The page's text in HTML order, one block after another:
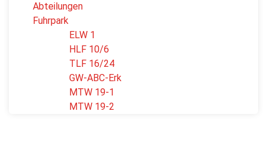
Abteilungen
Fuhrpark
ELW 1
HLF 10/6
TLF 16/24
GW-ABC-Erk
MTW 19-1
MTW 19-2